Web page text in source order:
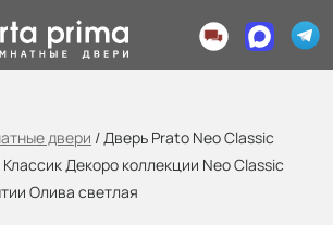
двери /Дверь Prato Neo Classic
Декоро коллекции Neo Classic
Олива светлая